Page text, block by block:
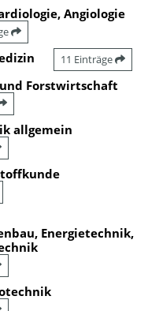
Angiologie
11 Einträge
Forstwirtschaft
allgemein
Energietechnik,